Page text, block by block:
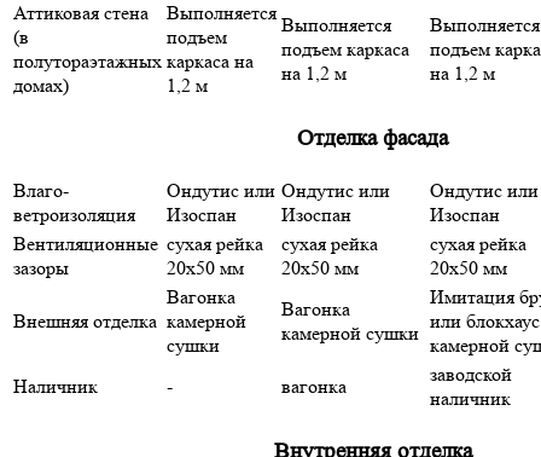
Аттиковая стена
(в
полутораэтажных
домах)
Выполняется
подъем
каркаса на
1,2 м
Выполняется
подъем каркаса
на 1,2 м
Выполняется
подъем
на 1,2 м
Отделка фасада
Влаго-
ветроизоляция
Ондутис или
Изоспан
Ондутис или
Изоспан
Ондутис или
Изоспан
Вентиляционные
зазоры
сухая рейка
20х50 мм
сухая рейка
20х50 мм
сухая рейка
20х50 мм
Внешняя отделка
Вагонка
камерной
сушки
Вагонка
камерной сушки
Имитация
или блокхаус
камерной
Наличник
- вагонка
заводской
наличник
Внутренняя отделка